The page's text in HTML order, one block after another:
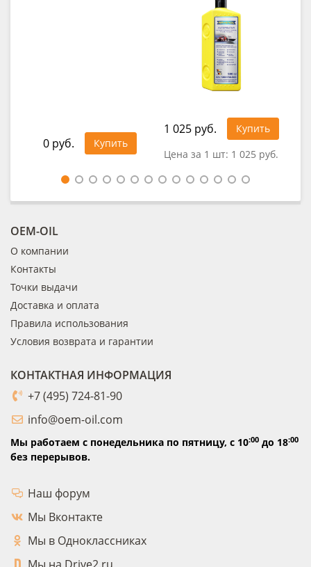
0 руб. Купить
1 025 руб.
Купить
Цена за 1 шт: 1 025 руб.
OEM-OIL
О компании
Контакты
Точки выдачи
Доставка и оплата
Правила использования
Условия возврата и гарантии
КОНТАКТНАЯ ИНФОРМАЦИЯ
+7 (495) 724-81-90
info@oem-oil.com
Мы работаем с понедельника по пятницу, с 10:00 до 18:00
без перерывов.
Наш форум
Мы Вконтакте
Мы в Одноклассниках